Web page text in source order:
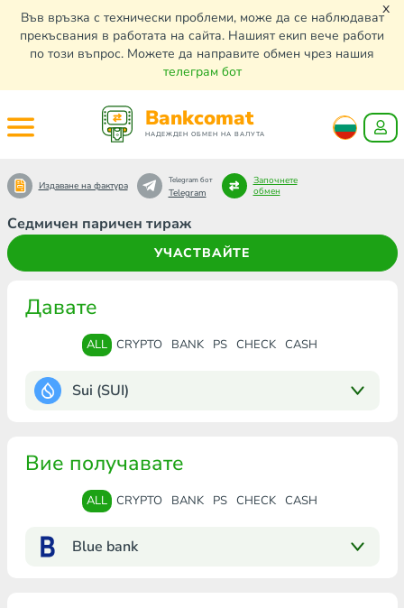
Във връзка с технически проблеми, може да се наблюдават
прекъсвания в работата на сайта. Нашият екип вече работи
по този въпрос. Можете да направите обмен чрез нашия
телеграм бот
x
Bankcomat
НАДЕЖДЕН ОБМЕН НА ВАЛУТА
Седмичен паричен тираж
УЧАСТВАЙТЕ
Издаване на фактура Telegram бот
Telegram
Започнете
обмен
Давате
ALL CRYPTO BANK PS CHECK CASH
Sui (SUI)
Вие получавате
ALL CRYPTO BANK PS CHECK CASH
Blue bank